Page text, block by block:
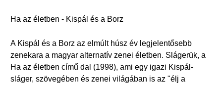
Ha az életben - Kispál és a Borz
A Kispál és a Borz az elmúlt húsz év legjelentősebb
zenekara a magyar alternatív zenei életben. Slágerük, a
Ha az életben című dal (1998), ami egy igazi Kispál-
sláger, szövegében és zenei világában is az "élj a